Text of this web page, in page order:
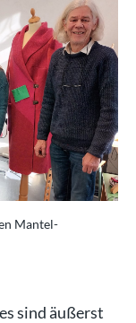
Mantel-
sind äußerst